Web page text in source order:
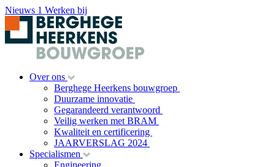
Nieuws 1 Werken bij
Over ons
Berghege Heerkens bouwgroep
Duurzame innovatie
Gegarandeerd verantwoord
Veilig werken met BRAM
Kwaliteit en certificering
JAARVERSLAG 2024
Specialismen
Engineering